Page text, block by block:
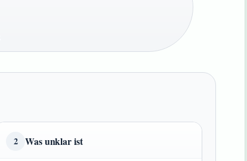
2 Was unklar ist